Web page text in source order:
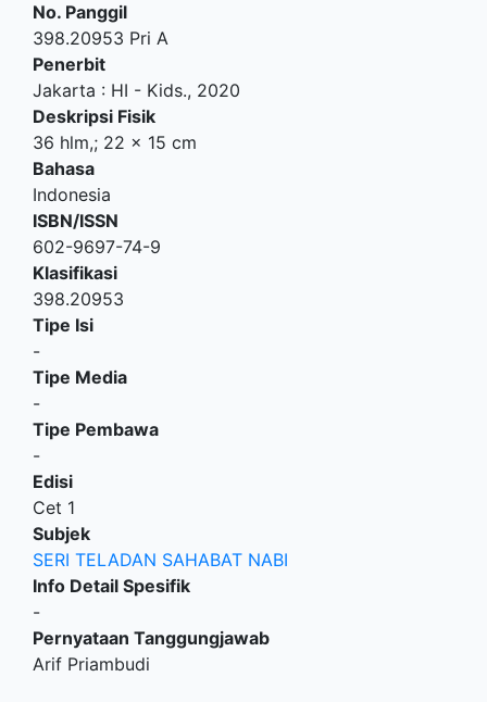
No. Panggil
398.20953 Pri A
Penerbit
Jakarta : HI - Kids., 2020
Deskripsi Fisik
36 hlm,; 22 x 15 cm
Bahasa
Indonesia
ISBN/ISSN
602-9697-74-9
Klasifikasi
398.20953
Tipe Isi
-
Tipe Media
-
Tipe Pembawa
-
Edisi
Cet 1
Subjek
SERI TELADAN SAHABAT NABI
Info Detail Spesifik
-
Pernyataan Tanggungjawab
Arif Priambudi